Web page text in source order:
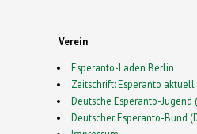
Verein
Esperanto-Laden Berlin
Zeitschrift: Esperanto aktuell
Deutsche Esperanto-Jugend
Deutscher Esperanto-Bund